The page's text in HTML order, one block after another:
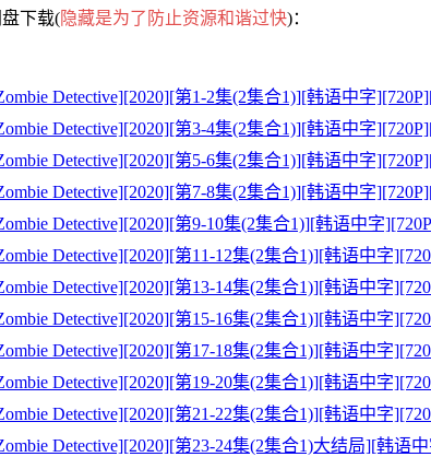
盘下载(隐藏是为了防止资源和谐过快)：
Detective][2020][第1-2集(2集合1)][韩语中字
Detective][2020][第3-4集(2集合1)][韩语中字
Detective][2020][第5-6集(2集合1)][韩语中字
Detective][2020][第7-8集(2集合1)][韩语中字
Detective][2020][第9-10集(2集合1)][韩语中字
Detective][2020][第11-12集(2集合1)][韩语中字
Detective][2020][第13-14集(2集合1)][韩语中字
Detective][2020][第15-16集(2集合1)][韩语中字
Detective][2020][第17-18集(2集合1)][韩语中字
Detective][2020][第19-20集(2集合1)][韩语中字
Detective][2020][第21-22集(2集合1)][韩语中字
Detective][2020][第23-24集(2集合1)大结局][韩语